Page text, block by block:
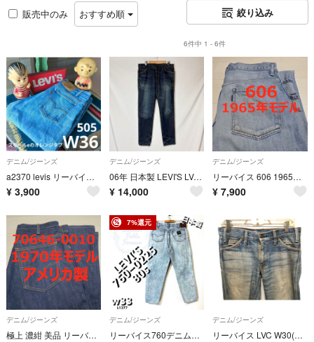
販売中のみ おすすめ順 絞り込み
6件中 1 - 6件
デニム/ジーンズ
a2370 levis リーバイス 505 W36 オレンジタブヴィンテージ
¥ 3,900
デニム/ジーンズ
06年 日本製 LEVI'S LVC 68606 BIG-E スリム 34
¥ 14,000
デニム/ジーンズ
リーバイス 606 1965年モデル 36060-0005 チェーンステッチ
¥ 7,900
デニム/ジーンズ
極上 濃紺 美品 リーバイス 646 1970年モデル 70646 アメリカ製
7%還元
デニム/ジーンズ
リーバイス760デニムパンツL1377ケミカルワイド80sグランジ日本製古着
デニム/ジーンズ
リーバイス LVC W30(81×80)SHIPS 606 68606-0006